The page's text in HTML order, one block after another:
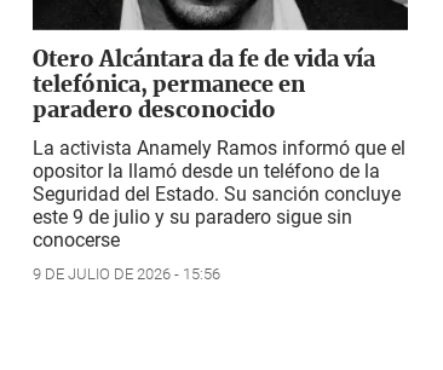
Otero Alcántara da fe de vida vía
telefónica, permanece en
paradero desconocido
La activista Anamely Ramos informó que el
opositor la llamó desde un teléfono de la
Seguridad del Estado. Su sanción concluye
este 9 de julio y su paradero sigue sin
conocerse
9 DE JULIO DE 2026 - 15:56